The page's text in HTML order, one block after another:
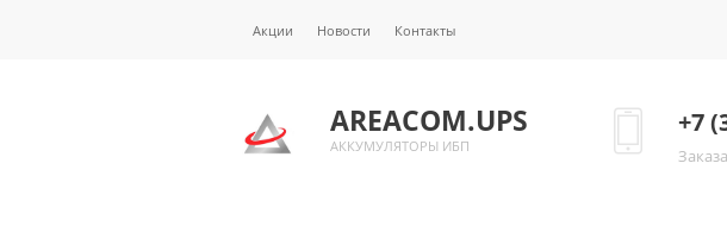
Акции Новости Контакты
AREACOM.UPS
АККУМУЛЯТОРЫ ИБП
+7